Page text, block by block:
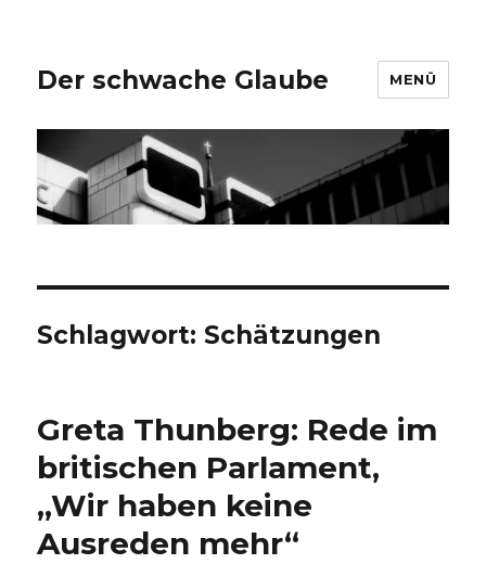
Der schwache Glaube MENÜ
Schlagwort: Schätzungen
Greta Thunberg: Rede im
britischen Parlament,
„Wir haben keine
Ausreden mehr“